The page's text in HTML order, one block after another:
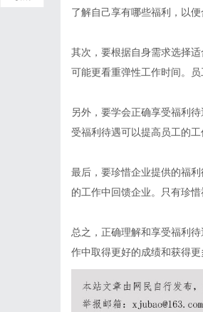
了解自己享有哪些福利，以便
其次，要根据自身需求选择
可能更看重弹性工作时间。
另外，要学会正确享受福利
受福利待遇可以提高员工的工
最后，要珍惜企业提供的福
的工作中回馈企业。只有珍
总之，正确理解和享受福利
作中取得更好的成绩和获得更